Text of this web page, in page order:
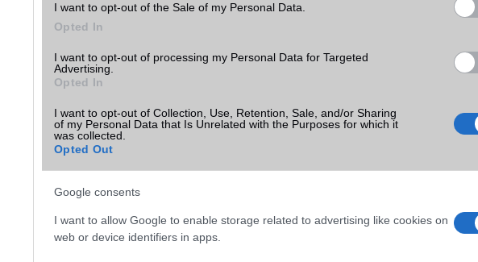
I want to opt-out of the Sale of my Personal Data.
Opted In
I want to opt-out of processing my Personal Data for Targeted
Advertising.
Opted In
I want to opt-out of Collection, Use, Retention, Sale, and/or Sharing
of my Personal Data that Is Unrelated with the Purposes for which it
was collected.
Opted Out
Google consents
I want to allow Google to enable storage related to advertising like cookies on
web or device identifiers in apps.
Új és Használt GSM kiemelt ajánlatok